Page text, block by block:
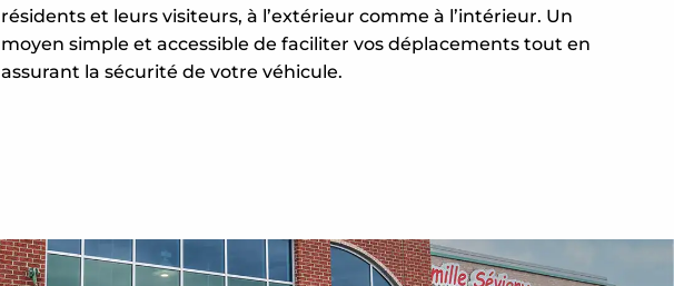
résidents et leurs visiteurs, à l’extérieur comme à l’intérieur. Un
moyen simple et accessible de faciliter vos déplacements tout en
assurant la sécurité de votre véhicule.